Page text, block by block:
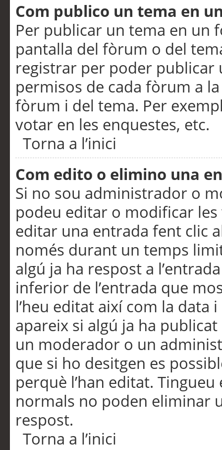
Com publico un tema en
Per publicar un tema en un
pantalla del fòrum o del
registrar per poder publicar
permisos de cada fòrum a
fòrum i del tema. Per
votar en les enquestes, etc.
Torna a l’inici
Com edito o elimino una
Si no sou administrador o
podeu editar o modificar
editar una entrada fent clic
només durant un temps
algú ja ha respost a
inferior de l’entrada que
l’heu editat així com la data
apareix si algú ja ha
un moderador o un
que si ho desitgen es
perquè l’han editat.
normals no poden eliminar
respost.
Torna a l’inici